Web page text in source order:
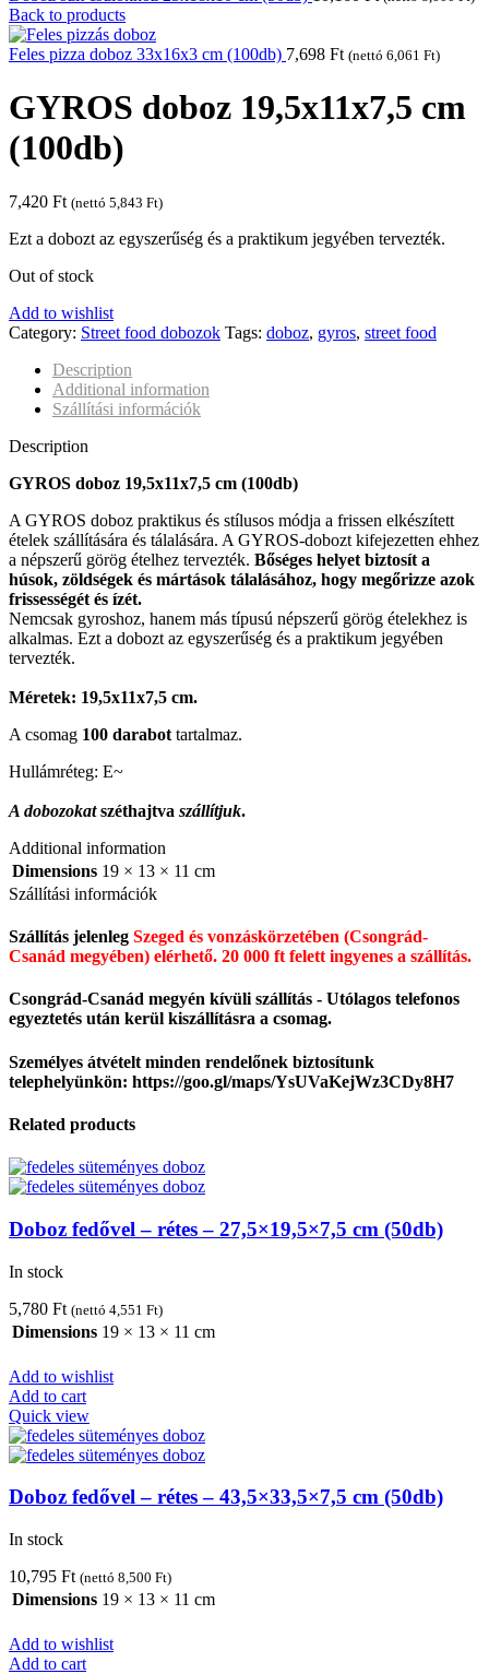
Back to products
Feles pizza doboz 33x16x3 cm (100db) 7,698 Ft (nettó 6,061 Ft)
GYROS doboz 19,5x11x7,5 cm
(100db)
7,420 Ft (nettó 5,843 Ft)
Ezt a dobozt az egyszerűség és a praktikum jegyében tervezték.
Out of stock
Add to wishlist
Category: Street food dobozok Tags: doboz, gyros, street food
Description
Additional information
Szállítási információk
Description
GYROS doboz 19,5x11x7,5 cm (100db)
A GYROS doboz praktikus és stílusos módja a frissen elkészített
ételek szállítására és tálalására. A GYROS-dobozt kifejezetten ehhez
a népszerű görög ételhez tervezték. Bőséges helyet biztosít a
húsok, zöldségek és mártások tálalásához, hogy megőrizze azok
frissességét és ízét.
Nemcsak gyroshoz, hanem más típusú népszerű görög ételekhez is
alkalmas. Ezt a dobozt az egyszerűség és a praktikum jegyében
tervezték.
Méretek: 19,5x11x7,5 cm.
A csomag 100 darabot tartalmaz.
Hullámréteg: E~
A dobozokatszéthajtva szállítjuk.
Additional information
Dimensions 19 × 13 × 11 cm
Szállítási információk
Szállítás jelenleg Szeged és vonzáskörzetében (Csongrád-
Csanád megyében) elérhető. 20 000 ft felett ingyenes a szállítás.
Csongrád-Csanád megyén kívüli szállítás - Utólagos telefonos
egyeztetés után kerül kiszállításra a csomag.
Személyes átvételt minden rendelőnek biztosítunk
telephelyünkön: https://goo.gl/maps/YsUVaKejWz3CDy8H7
Related products
Doboz fedővel – rétes – 27,5×19,5×7,5 cm (50db)
In stock
5,780 Ft (nettó 4,551 Ft)
Dimensions 19 × 13 × 11 cm
Add to wishlist
Add to cart
Quick view
Doboz fedővel – rétes – 43,5×33,5×7,5 cm (50db)
In stock
10,795 Ft (nettó 8,500 Ft)
Dimensions 19 × 13 × 11 cm
Add to wishlist
Add to cart